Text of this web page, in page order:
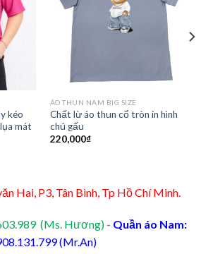
Add to
Wishlist
kéo
mát
Add to
Wishlist
ÁO THUN NAM BIG SIZE
Chất lừ áo thun cổ tròn in hình
chú gấu
220,000₫
Hai, P3, Tân Bình, Tp Hồ Chí Minh.
(Ms. Hương) - Quần áo Nam:
(Mr.An)